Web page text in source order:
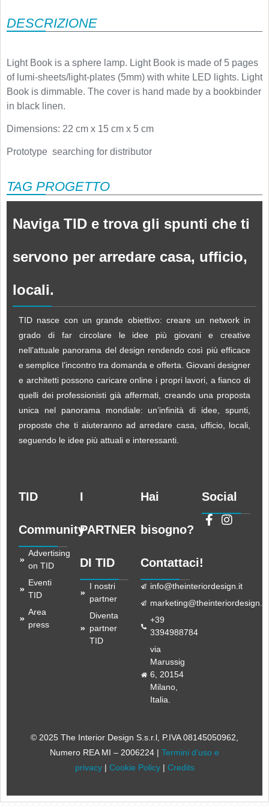
DESCRIZIONE
Light Book is a sphere lamp. Light Book is made of 5 pages
of lumi-sheets/light-plates (5mm) with white LED lights. Light
Book is dimmable. The cover is hand made by a bookbinder
in black linen.
Dimensions: 22 cm x 15 cm x 5 cm
Prototype  searching for distributor
TAG PROGETTO
Naviga TID e trova gli spunti che ti
servono per arredare casa, ufficio,
locali.
TID nasce con un grande obiettivo: creare un network in
grado di far circolare le idee più giovani e creative
nell’attuale panorama del design rendendo così più efficace
e semplice l’incontro tra domanda e offerta. Giovani designer
e architetti possono caricare online i propri lavori, a fianco di
quelli dei professionisti già affermati, creando una proposta
unica nel panorama mondiale: un’infinità di idee, spunti,
proposte che ti aiuteranno ad arredare casa, ufficio, locali,
seguendo le idee più attuali e interessanti.
TID
Community
Advertising
on TID
Eventi
TID
Area
press
I
PARTNER
DI TID
I nostri
partner
Diventa
partner
TID
Hai
bisogno?
Contattaci!
info@theinteriordesign.it
marketing@theinteriordesign.it
+39
3394988784
via
Marussig
6, 20154
Milano,
Italia.
Social
© 2025 The Interior Design S.s.r.l , P.IVA 08145050962,
Numero REA MI – 2006224 | Termini d’uso e
privacy| Cookie Policy| Credits